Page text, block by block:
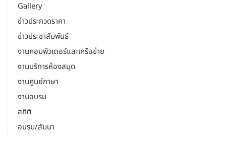
Gallery
ข่าวประกวดราคา
ข่าวประชาสัมพันธ์
งานคอมพิวเตอร์และเครือข่าย
งานบริการห้องสมุด
งานศูนย์ภาษา
งานอบรม
สถิติ
อบรม/สัมนา